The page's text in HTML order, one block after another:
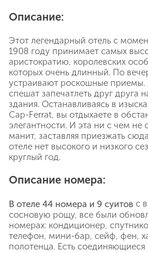
Описание:
Этот легендарный отель с
1908 году принимает самых
аристократию, королевских
которых очень длинный. По
устраивают роскошные приемы.
спешат запечатлеть друг друга
здания. Останавливаясь в
Cap-Ferrat, вы отдыхаете в
элегантности. И эта ни с чем
манит, заставляя приезжать
отеле нет высокого и низкого
круглый год.
Описание номера:
В отеле 44 номера и 9 суитов с
сосновую рощу, все были
номерах: кондиционер,
телефон, мини-бар, сейф, фен,
полотенца. Есть